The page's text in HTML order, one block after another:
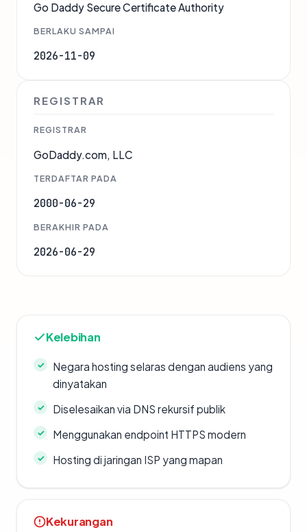
Go Daddy Secure Certificate Authority
BERLAKU SAMPAI
2026-11-09
REGISTRAR
REGISTRAR
GoDaddy.com, LLC
TERDAFTAR PADA
2000-06-29
BERAKHIR PADA
2026-06-29
Kelebihan
Negara hosting selaras dengan audiens yang
dinyatakan
Diselesaikan via DNS rekursif publik
Menggunakan endpoint HTTPS modern
Hosting di jaringan ISP yang mapan
Kekurangan